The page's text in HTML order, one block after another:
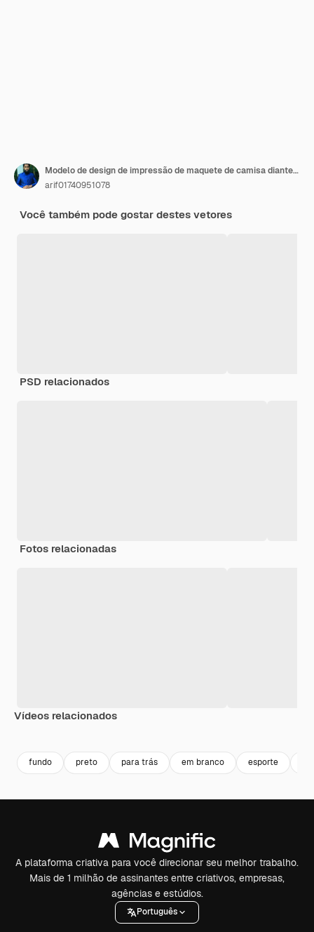
Modelo de design de impressão de maquete de camisa dianteira e traseira
arif01740951078
Você também pode gostar destes vetores
PSD relacionados
Fotos relacionadas
Vídeos relacionados
fundo preto para trás em branco esporte
A plataforma criativa para você direcionar seu melhor trabalho.
Mais de 1 milhão de assinantes entre criativos, empresas,
agências e estúdios.
Português